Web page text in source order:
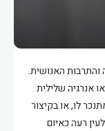
והתרבות האנושית.
אנרגיה שלילית
לו, או בקיצור
רעה כאיום